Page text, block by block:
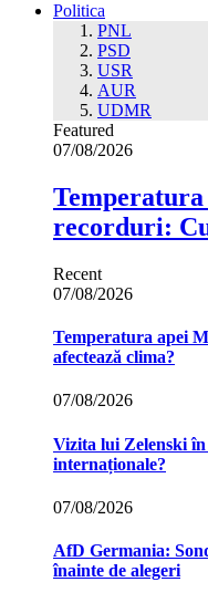
Politica
PNL
PSD
USR
AUR
UDMR
Featured
07/08/2026
recorduri:
Recent
07/08/2026
Temperatura apei
afectează clima?
07/08/2026
Vizita lui Zelenski
internaționale?
07/08/2026
AfD Germania:
înainte de alegeri